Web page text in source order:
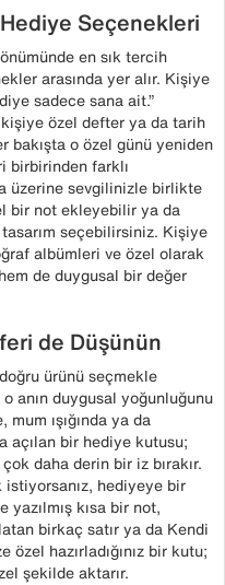
Seçenekleri
en sık tercih
arasında yer alır. Kişiye
sadece sana ait.”
özel defter ya da tarih
bakışta o özel günü yeniden
birbirinden farklı
üzerine sevgilinizle birlikte
bir not ekleyebilir ya da
seçebilirsiniz. Kişiye
albümleri ve özel olarak
de duygusal bir değer
de Düşünün
ürünü seçmekle
anın duygusal yoğunluğunu
ışığında ya da
açılan bir hediye kutusu;
daha derin bir iz bırakır.
istiyorsanız, hediyeye bir
yazılmış kısa bir not,
birkaç satır ya da Kendi
hazırladığınız bir kutu;
şekilde aktarır.